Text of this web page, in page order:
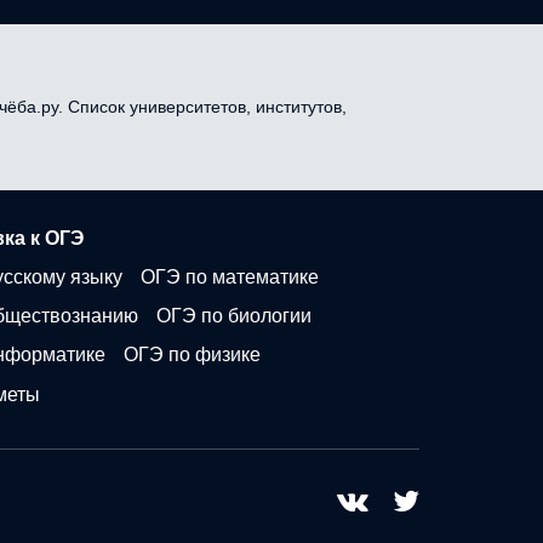
Список университетов, институтов,
к ОГЭ
языку
ОГЭ по математике
ОГЭ по биологии
ОГЭ по физике